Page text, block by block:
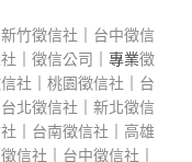
新竹徵信社
台中徵信
｜徵信公司 ｜專業徵
社 ｜桃園徵信社
台
台北徵信社 ｜新北徵信
台南徵信社
高雄
信社 台中徵信社